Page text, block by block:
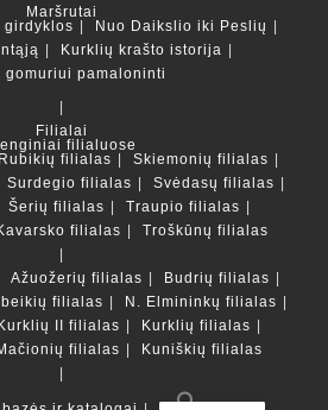
Maršrutai
girdyklos
Nuo Daikslio iki Peslių
Kurklių krašto istorija
gomuriui pamaloninti
Filialai
filialuose
Rubikių filialas
Skiemonių filialas
Surdegio filialas
Svėdasų filialas
Šerių filialas
Traupio filialas
filialas Troškūnų filialas
Ažuožerių filialas
Budrių filialas
filialas
N. Elmininkų filialas
Kurklių II filialas
Kurklių filialas
filialas Kuniškių filialas